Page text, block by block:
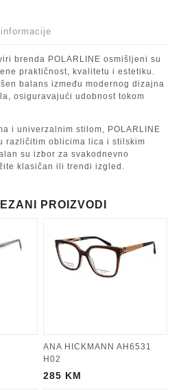
brenda POLARLINE osmišljeni su
praktičnost, kvalitetu i estetiku.
balans između modernog dizajna
osiguravajući udobnost tokom
i univerzalnim stilom, POLARLINE
različitim oblicima lica i stilskim
su izbor za svakodnevno
klasičan ili trendi izgled.
PROIZVODI
ANA HICKMANN AH6531
H02
285 KM